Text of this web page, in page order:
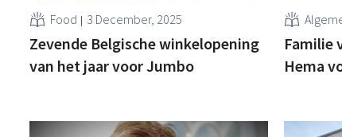
Food 3 December, 2025
Zevende Belgische winkelopening
van het jaar voor Jumbo
Familie
Hema